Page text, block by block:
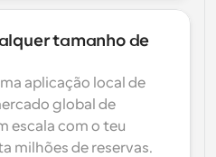
tamanho de
aplicação local de
global de
escala com o teu
milhões de reservas.